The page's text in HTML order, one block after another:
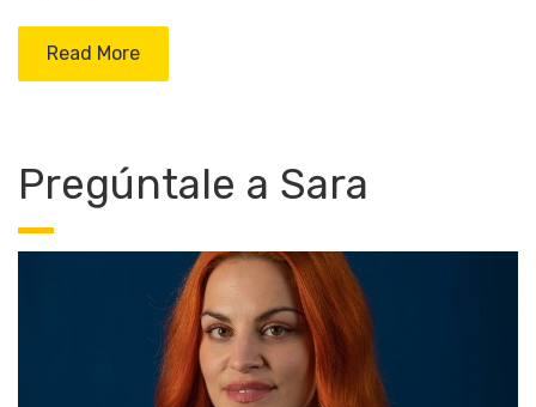
Read More
Pregúntale a Sara